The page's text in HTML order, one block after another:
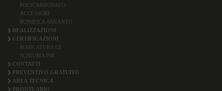
POLICARBONATO
ACCESSORI
BONIFICA AMIANTO
REALIZZAZIONI
CERTIFICAZIONI
MARCATURA CE
SCHIUMA PIR
CONTATTI
PREVENTIVO GRATUITO
AREA TECNICA
PRONTUARIO